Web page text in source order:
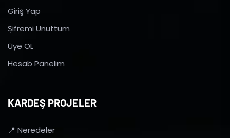
Giriş Yap
Şifremi Unuttum
Üye OL
Hesab Panelim
KARDEŞ PROJELER
📍 Neredeler